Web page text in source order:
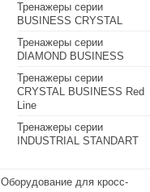
Тренажеры серии
BUSINESS CRYSTAL
Тренажеры серии
DIAMOND BUSINESS
Тренажеры серии
CRYSTAL BUSINESS Red
Line
Тренажеры серии
INDUSTRIAL STANDART
Оборудование для кросс-